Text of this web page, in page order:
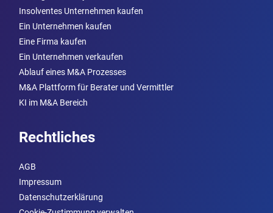
Insolventes Unternehmen kaufen
Ein Unternehmen kaufen
Eine Firma kaufen
Ein Unternehmen verkaufen
Ablauf eines M&A Prozesses
M&A Plattform für Berater und Vermittler
KI im M&A Bereich
Rechtliches
AGB
Impressum
Datenschutzerklärung